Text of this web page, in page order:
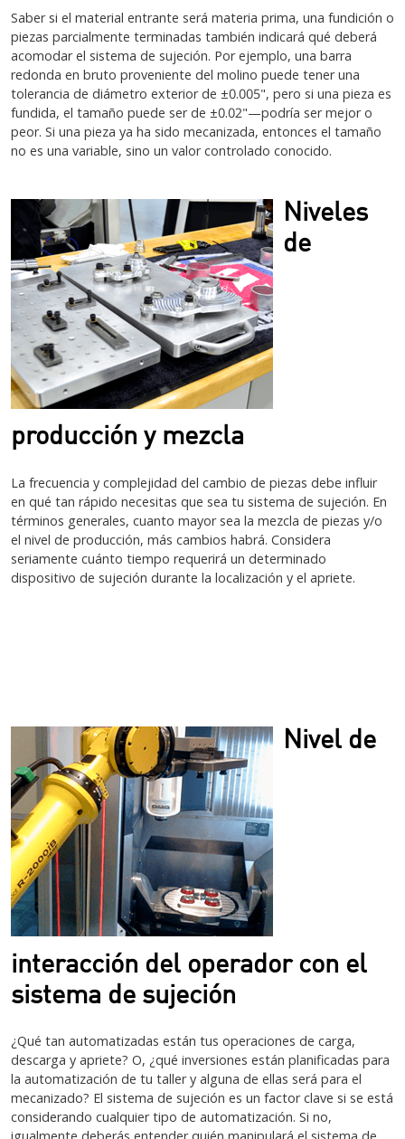
Saber si el material entrante será materia prima, una fundición o
piezas parcialmente terminadas también indicará qué deberá
acomodar el sistema de sujeción. Por ejemplo, una barra
redonda en bruto proveniente del molino puede tener una
tolerancia de diámetro exterior de ±0.005", pero si una pieza es
fundida, el tamaño puede ser de ±0.02"—podría ser mejor o
peor. Si una pieza ya ha sido mecanizada, entonces el tamaño
no es una variable, sino un valor controlado conocido.
Niveles
de
producción y mezcla
La frecuencia y complejidad del cambio de piezas debe influir
en qué tan rápido necesitas que sea tu sistema de sujeción. En
términos generales, cuanto mayor sea la mezcla de piezas y/o
el nivel de producción, más cambios habrá. Considera
seriamente cuánto tiempo requerirá un determinado
dispositivo de sujeción durante la localización y el apriete.
Nivel de
interacción del operador con el
sistema de sujeción
¿Qué tan automatizadas están tus operaciones de carga,
descarga y apriete? O, ¿qué inversiones están planificadas para
la automatización de tu taller y alguna de ellas será para el
mecanizado? El sistema de sujeción es un factor clave si se está
considerando cualquier tipo de automatización. Si no,